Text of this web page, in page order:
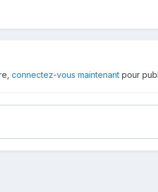
connectez-vous maintenant pour